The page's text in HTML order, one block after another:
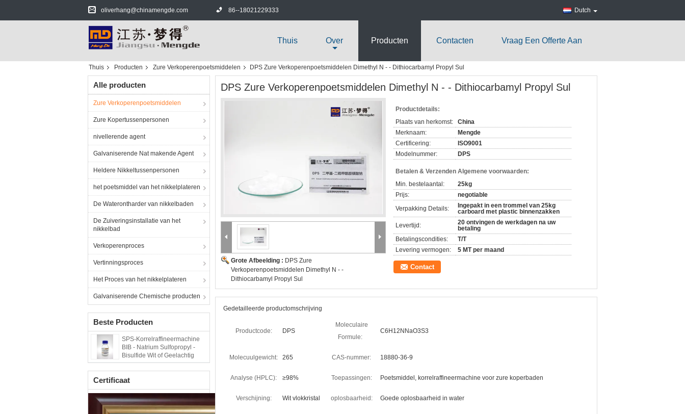
oliverhang@chinamengde.com 86--18021229333 Dutch
Thuis Over Producten Contacten Vraag Een Offerte Aan
Thuis Producten Zure Verkoperenpoetsmiddelen DPS Zure Verkoperenpoetsmiddelen Dimethyl N - - Dithiocarbamyl Propyl Sul
Alle producten
Zure Verkoperenpoetsmiddelen
Zure Kopertussenpersonen
nivellerende agent
Galvaniserende Nat makende Agent
Heldere Nikkeltussenpersonen
het poetsmiddel van het nikkelplateren
De Waterontharder van nikkelbaden
De Zuiveringsinstallatie van het
nikkelbad
Verkoperenproces
Vertinningsproces
Het Proces van het nikkelplateren
Galvaniserende Chemische producten
Beste Producten
SPS-Korrelraffineermachine
BIB - Natrium Sulfopropyl -
Bisulfide Wit of Geelachtig
Poeder
Certificaat
DPS Zure Verkoperenpoetsmiddelen Dimethyl N - - Dithiocarbamyl Propyl Sul
Grote Afbeelding : DPS Zure
Verkoperenpoetsmiddelen Dimethyl N - -
Dithiocarbamyl Propyl Sul
Productdetails:
Plaats van herkomst:
China
Merknaam:
Mengde
Certificering:
ISO9001
Modelnummer:
DPS
Betalen & Verzenden Algemene voorwaarden:
Min. bestelaantal:
25kg
Prijs:
negotiable
Verpakking Details:
Ingepakt in een trommel van 25kg
carboard met plastic binnenzakken
Levertijd:
20 ontvingen de werkdagen na uw
betaling
Betalingscondities:
T/T
Levering vermogen:
5 MT per maand
Contact
Gedetailleerde productomschrijving
Productcode: DPS
Moleculaire
Formule:
C6H12NNaO3S3
Molecuulgewicht: 265 CAS-nummer: 18880-36-9
Analyse (HPLC): ≥98% Toepassingen: Poetsmiddel, korrelraffineermachine voor zure koperbaden
Verschijning: Wit vlokkristal oplosbaarheid: Goede oplosbaarheid in water